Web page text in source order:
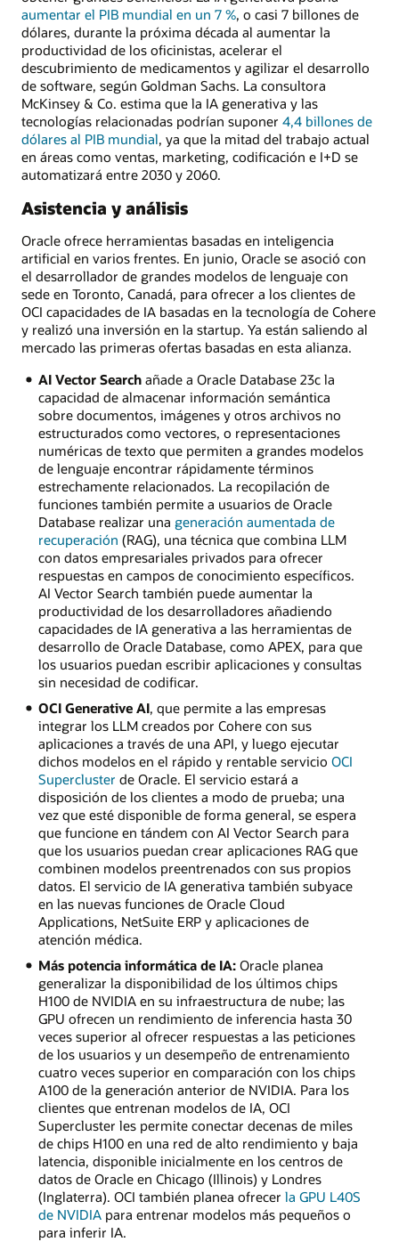
aumentar el PIB mundial en un 7 %, o casi 7 billones de
dólares, durante la próxima década al aumentar la
productividad de los oficinistas, acelerar el
descubrimiento de medicamentos y agilizar el desarrollo
de software, según Goldman Sachs. La consultora
McKinsey & Co. estima que la IA generativa y las
tecnologías relacionadas podrían suponer 4,4 billones de
dólares al PIB mundial, ya que la mitad del trabajo actual
en áreas como ventas, marketing, codificación e I+D se
automatizará entre 2030 y 2060.
Asistencia y análisis
Oracle ofrece herramientas basadas en inteligencia
artificial en varios frentes. En junio, Oracle se asoció con
el desarrollador de grandes modelos de lenguaje con
sede en Toronto, Canadá, para ofrecer a los clientes de
OCI capacidades de IA basadas en la tecnología de Cohere
y realizó una inversión en la startup. Ya están saliendo al
mercado las primeras ofertas basadas en esta alianza.
AI Vector Searchañade a Oracle Database 23c la
capacidad de almacenar información semántica
sobre documentos, imágenes y otros archivos no
estructurados como vectores, o representaciones
numéricas de texto que permiten a grandes modelos
de lenguaje encontrar rápidamente términos
estrechamente relacionados. La recopilación de
funciones también permite a usuarios de Oracle
Database realizar una generación aumentada de
recuperación (RAG), una técnica que combina LLM
con datos empresariales privados para ofrecer
respuestas en campos de conocimiento específicos.
AI Vector Search también puede aumentar la
productividad de los desarrolladores añadiendo
capacidades de IA generativa a las herramientas de
desarrollo de Oracle Database, como APEX, para que
los usuarios puedan escribir aplicaciones y consultas
sin necesidad de codificar.
OCI Generative AI, que permite a las empresas
integrar los LLM creados por Cohere con sus
aplicaciones a través de una API, y luego ejecutar
dichos modelos en el rápido y rentable servicio OCI
Supercluster de Oracle. El servicio estará a
disposición de los clientes a modo de prueba; una
vez que esté disponible de forma general, se espera
que funcione en tándem con AI Vector Search para
que los usuarios puedan crear aplicaciones RAG que
combinen modelos preentrenados con sus propios
datos. El servicio de IA generativa también subyace
en las nuevas funciones de Oracle Cloud
Applications, NetSuite ERP y aplicaciones de
atención médica.
Más potencia informática de IA:Oracle planea
generalizar la disponibilidad de los últimos chips
H100 de NVIDIA en su infraestructura de nube; las
GPU ofrecen un rendimiento de inferencia hasta 30
veces superior al ofrecer respuestas a las peticiones
de los usuarios y un desempeño de entrenamiento
cuatro veces superior en comparación con los chips
A100 de la generación anterior de NVIDIA. Para los
clientes que entrenan modelos de IA, OCI
Supercluster les permite conectar decenas de miles
de chips H100 en una red de alto rendimiento y baja
latencia, disponible inicialmente en los centros de
datos de Oracle en Chicago (Illinois) y Londres
(Inglaterra). OCI también planea ofrecer la GPU L40S
de NVIDIApara entrenar modelos más pequeños o
para inferir IA.